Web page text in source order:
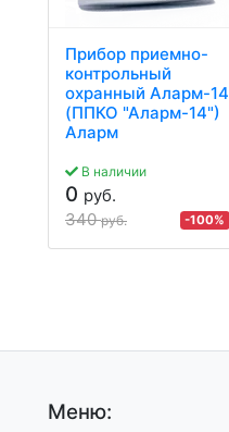
Прибор приемно-
контрольный
охранный Аларм-14
(ППКО "Аларм-14")
Аларм
В наличии
0 руб.
340руб. -100%
Меню: